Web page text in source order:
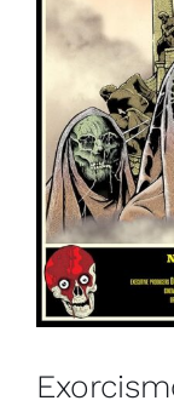
Colombia